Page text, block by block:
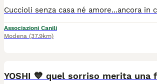
Associazioni Canili
Modena (37.9km)